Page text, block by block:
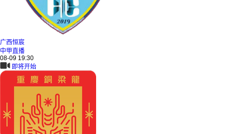
广西恒宸
中甲直播
08-09 19:30
即将开始